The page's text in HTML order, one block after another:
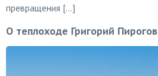
превращения […]
О теплоходе Григорий Пирогов